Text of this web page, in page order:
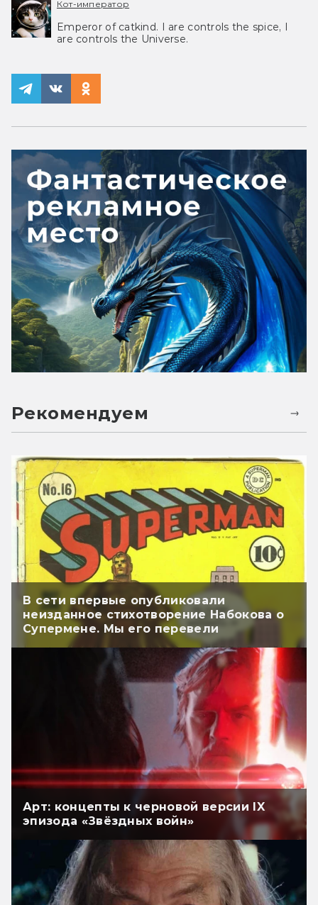
Кот-император
Emperor of catkind. I are controls the spice, I
are controls the Universe.
Рекомендуем
В сети впервые опубликовали
неизданное стихотворение Набокова о
Супермене. Мы его перевели
Арт: концепты к черновой версии IX
эпизода «Звёздных войн»